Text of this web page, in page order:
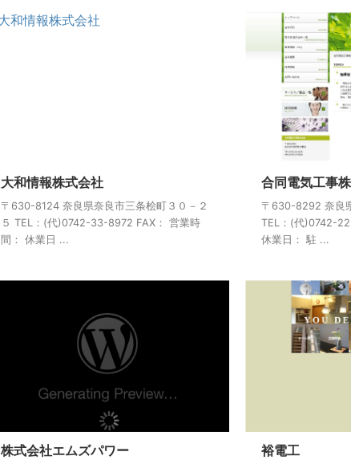
大和情報株式会社
〒630-8124 奈良県奈良市三条桧町３０－２
５ TEL：(代)0742-33-8972 FAX： 営業時
間： 休業日 ...
合同電気工事
〒630-8292 奈良
TEL：(代)0742-
休業日： 駐 ...
株式会社エムズパワー 裕電工